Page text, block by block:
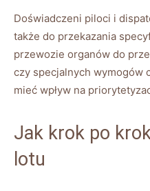
Doświadczeni piloci i
także do przekazania
przewozie organów do
czy specjalnych wymogów
mieć wpływ na
Jak krok po
lotu